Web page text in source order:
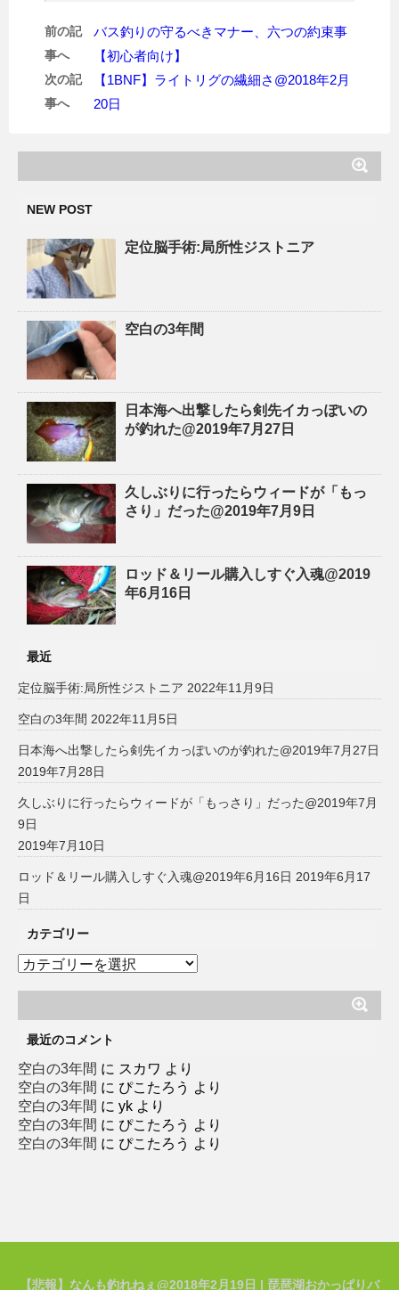
前の記
事へ
バス釣りの守るべきマナー、六つの約束事
【初心者向け】
次の記
事へ
【1BNF】ライトリグの繊細さ@2018年2月
20日
NEW POST
定位脳手術:局所性ジストニア
空白の3年間
日本海へ出撃したら剣先イカっぽいの
が釣れた@2019年7月27日
久しぶりに行ったらウィードが「もっ
さり」だった@2019年7月9日
ロッド＆リール購入しすぐ入魂@2019
年6月16日
最近
定位脳手術:局所性ジストニア 2022年11月9日
空白の3年間 2022年11月5日
日本海へ出撃したら剣先イカっぽいのが釣れた@2019年7月27日
2019年7月28日
久しぶりに行ったらウィードが「もっさり」だった@2019年7月
9日
2019年7月10日
ロッド＆リール購入しすぐ入魂@2019年6月16日 2019年6月17
日
カテゴリー
カ
リ
ー最近のコメント
空白の3年間 に スカワ より
空白の3年間 に ぴこたろう より
空白の3年間 に yk より
空白の3年間 に ぴこたろう より
空白の3年間 に ぴこたろう より
【悲報】なんも釣れねぇ@2018年2月19日 | 琵琶湖おかっぱりバ